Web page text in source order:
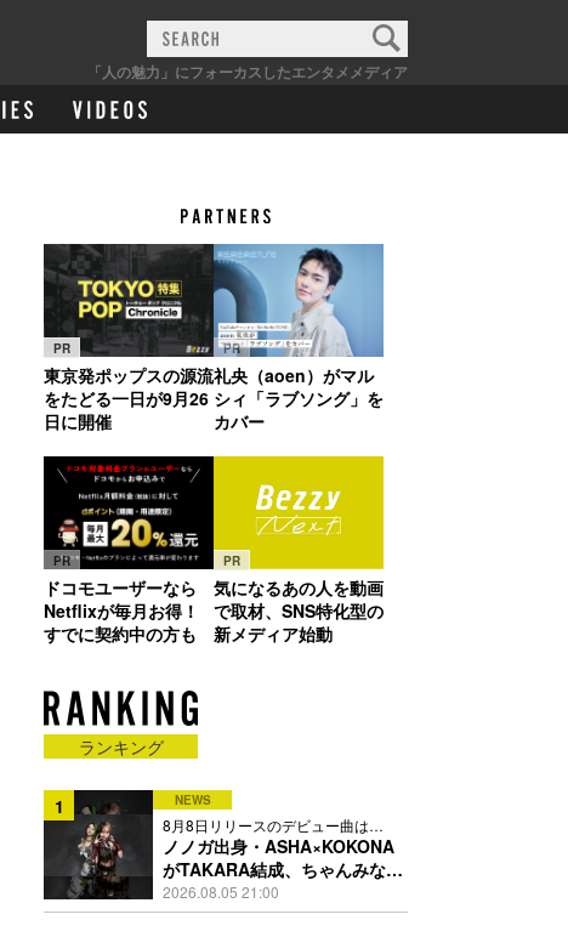
「人の魅力」にフォーカスしたエンタメメディア
PR
東京発ポップスの源流
をたどる一日が9月26
日に開催
PR
礼央（aoen）がマル
シィ「ラブソング」を
カバー
PR
ドコモユーザーなら
Netflixが毎月お得！
すでに契約中の方も
PR
気になるあの人を動画
で取材、SNS特化型の
新メディア始動
ランキング
1 NEWS
8月8日リリースのデビュー曲は
「Time is money」
ノノガ出身・ASHA×KOKONA
がTAKARA結成、ちゃんみな主
宰レーベル第2弾アーティスト
に
2026.08.05 21:00